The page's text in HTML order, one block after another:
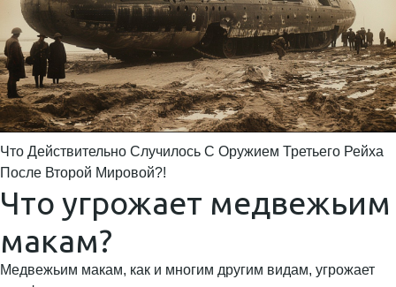
Что Действительно Случилось С Оружием Третьего Рейха
После Второй Мировой?!
Что угрожает медвежьим
макам?
Медвежьим макам, как и многим другим видам, угрожает